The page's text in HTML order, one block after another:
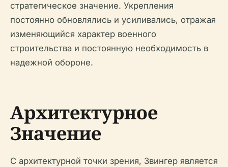
стратегическое значение. Укрепления
постоянно обновлялись и усиливались, отражая
изменяющийся характер военного
строительства и постоянную необходимость в
надежной обороне.
Архитектурное
Значение
С архитектурной точки зрения, Звингер является